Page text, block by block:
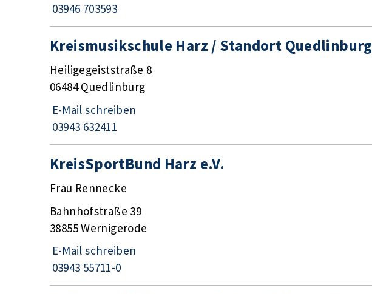
03946 703593
Kreismusikschule Harz / Standort Quedlinburg
Heiligegeiststraße 8
06484 Quedlinburg
E-Mail schreiben
03943 632411
KreisSportBund Harz e.V.
Frau Rennecke
Bahnhofstraße 39
38855 Wernigerode
E-Mail schreiben
03943 55711-0